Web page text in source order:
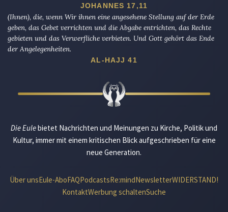
JOHANNES 17,11
(Ihnen), die, wenn Wir ihnen eine angesehene Stellung auf der Erde
geben, das Gebet verrichten und die Abgabe entrichten, das Rechte
gebieten und das Verwerfliche verbieten. Und Gott gehört das Ende
der Angelegenheiten.
AL-HAJJ 41
Die Eulebietet Nachrichten und Meinungen zu Kirche, Politik und
Kultur, immer mit einem kritischen Blick aufgeschrieben für eine
neue Generation.
Über unsEule-AboFAQPodcastsRe:mindNewsletterWIDERSTAND!
KontaktWerbung schaltenSuche